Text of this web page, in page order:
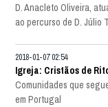
D. Anacleto Oliveira,
ao percurso de D. Júlio
2018-01-07 02:54
Igreja: Cristãos de
Comunidades que
em Portugal